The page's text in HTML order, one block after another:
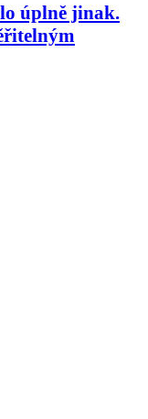
úplně jinak.